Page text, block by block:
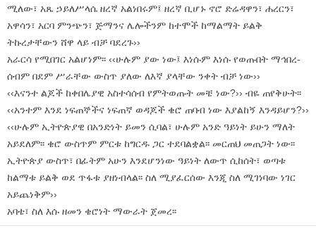
ሚለው፣ አጼ ኃይለሥላሴ ዘረኛ አልነበሩም፤ ዘረኛ ቢሆኑ ኖሮ ድሬዳዋን፣ ሐረርን፣
አዋሳን፣ አርባ ምንጭን፣ ጅማንና ሌሎችንም ከተሞች ከማልማት ይልቅ
ትኩረታቸውን ሸዋ ላይ ብቻ ባደረጉ››
አራርሳ የሚበገር አልሆነም፡፡ ‹‹ሁሉም ያው ነው፤ እነሱም እነሱ የወጡበት ማኅበረ-
ሰብም በደም ሥራቸው ውስጥ ያለው ለእኛ ያላቸው ንቀት ብቻ ነው››
‹‹እናንተ ልጆች ከቀበሌያዊ አስተሳሰብ የምትወጡት መቼ ነው?›› ብዬ ጠየቅሁት፡፡
‹‹አንተም እንደ ነፍጠኞችና ነፍጠኛ ወዳጆች ቄሮ ጠባብ ነው እያልከኝ እንዳይሆን?››
‹‹ሁሉም ኢትዮጵያዊ በአንድነት ይመን ሲባል፣ ሁሉም አንድ ዓይነት ይሁን ማለት
አይደለም፡፡ ቄሮ ውስጥም ምርቱ ከግርዱ ጋር ተደባልቋል፡፡ መርጠህ መጠጋት ነው፡፡
ኢትዮጵያ ውስጥ፣ በፊትም አሁን እንደሆንነው ዓይነት ለውጥ ሲከሰት፣ ወጣቱ
ከልማቱ ይልቅ ወደ ጥፋቱ ያዘነብላል፡፡ ስለ ሚያፈርሰው እንጂ ስለ ሚገነባው ነገር
አይጨነቅም››
አባቴ፣ ስለ እሱ ዘመን ቄሮነት ማውራት ጀመረ፡፡